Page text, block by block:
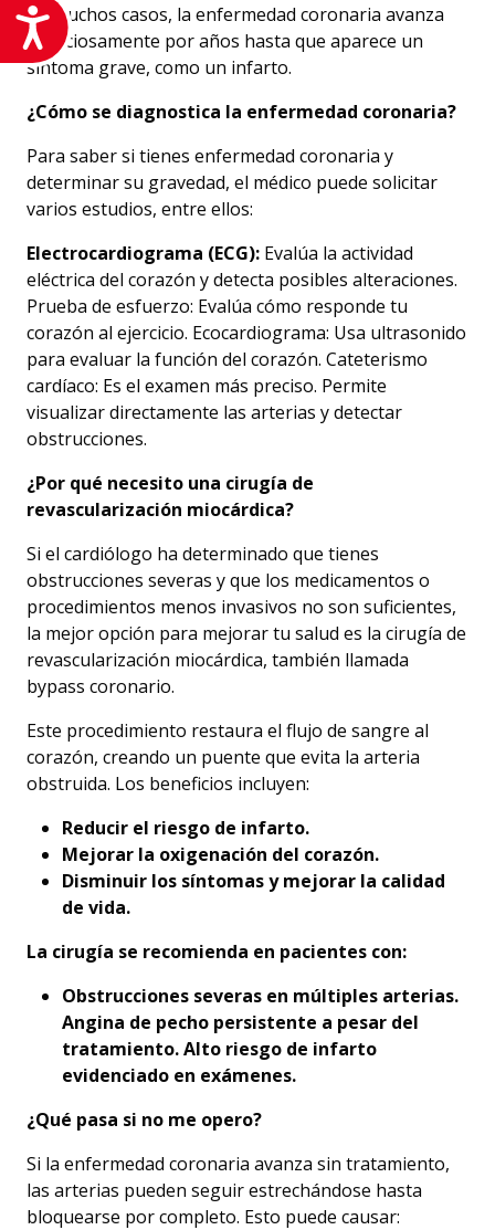
Accesibilidad
En muchos casos, la enfermedad coronaria avanza
silenciosamente por años hasta que aparece un
síntoma grave, como un infarto.
¿Cómo se diagnostica la enfermedad coronaria?
Para saber si tienes enfermedad coronaria y
determinar su gravedad, el médico puede solicitar
varios estudios, entre ellos:
Electrocardiograma (ECG): Evalúa la actividad
eléctrica del corazón y detecta posibles alteraciones.
Prueba de esfuerzo: Evalúa cómo responde tu
corazón al ejercicio. Ecocardiograma: Usa ultrasonido
para evaluar la función del corazón. Cateterismo
cardíaco: Es el examen más preciso. Permite
visualizar directamente las arterias y detectar
obstrucciones.
¿Por qué necesito una cirugía de
revascularización miocárdica?
Si el cardiólogo ha determinado que tienes
obstrucciones severas y que los medicamentos o
procedimientos menos invasivos no son suficientes,
la mejor opción para mejorar tu salud es la cirugía de
revascularización miocárdica, también llamada
bypass coronario.
Este procedimiento restaura el flujo de sangre al
corazón, creando un puente que evita la arteria
obstruida. Los beneficios incluyen:
Reducir el riesgo de infarto.
Mejorar la oxigenación del corazón.
Disminuir los síntomas y mejorar la calidad
de vida.
La cirugía se recomienda en pacientes con:
Obstrucciones severas en múltiples arterias.
Angina de pecho persistente a pesar del
tratamiento. Alto riesgo de infarto
evidenciado en exámenes.
¿Qué pasa si no me opero?
Si la enfermedad coronaria avanza sin tratamiento,
las arterias pueden seguir estrechándose hasta
bloquearse por completo. Esto puede causar: